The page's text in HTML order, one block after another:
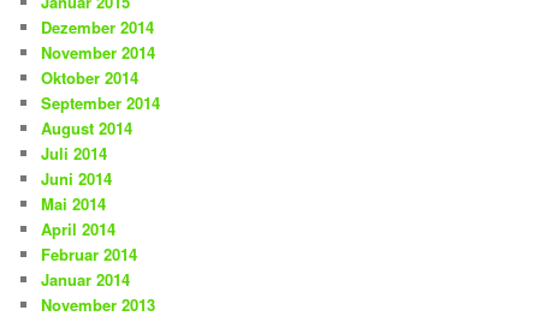
Dezember 2014
November 2014
Oktober 2014
September 2014
August 2014
Juli 2014
Juni 2014
Mai 2014
April 2014
Februar 2014
Januar 2014
November 2013